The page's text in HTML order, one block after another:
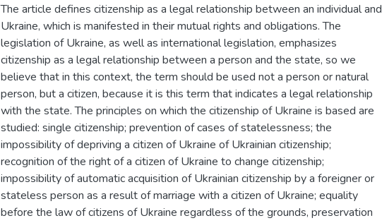
The article defines citizenship as a legal relationship between an individual and
Ukraine, which is manifested in their mutual rights and obligations. The
legislation of Ukraine, as well as international legislation, emphasizes
citizenship as a legal relationship between a person and the state, so we
believe that in this context, the term should be used not a person or natural
person, but a citizen, because it is this term that indicates a legal relationship
with the state. The principles on which the citizenship of Ukraine is based are
studied: single citizenship; prevention of cases of statelessness; the
impossibility of depriving a citizen of Ukraine of Ukrainian citizenship;
recognition of the right of a citizen of Ukraine to change citizenship;
impossibility of automatic acquisition of Ukrainian citizenship by a foreigner or
stateless person as a result of marriage with a citizen of Ukraine; equality
before the law of citizens of Ukraine regardless of the grounds, preservation